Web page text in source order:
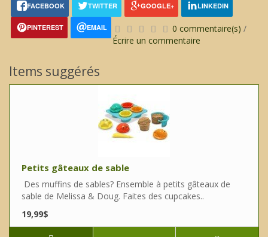
FACEBOOK TWITTER GOOGLE+ LINKEDIN
PINTEREST EMAIL 0 commentaire(s) /
Écrire un commentaire
Items suggérés
Petits gâteaux de sable
Des muffins de sables? Ensemble à petits gâteaux de
sable de Melissa & Doug. Faites des cupcakes..
19,99$